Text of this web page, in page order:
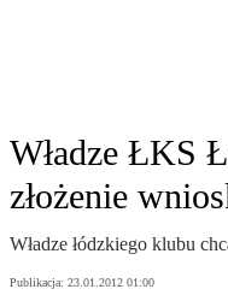
Władze ŁKS
złożenie
Władze łódzkiego klubu
Publikacja: 23.01.2012 01:00